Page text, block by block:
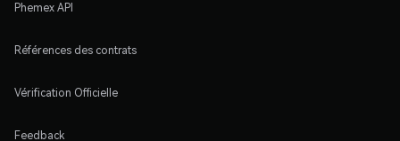
Phemex API
Références des contrats
Vérification Officielle
Feedback